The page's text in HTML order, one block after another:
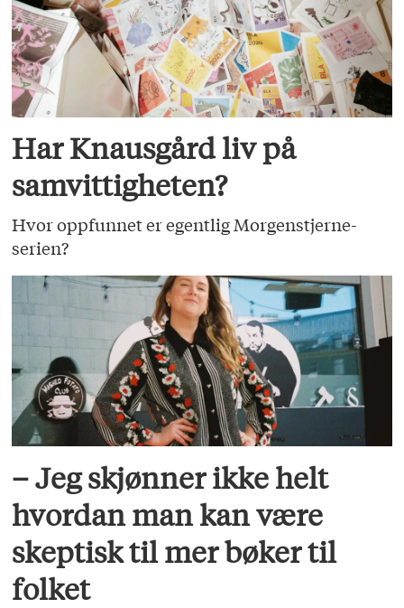
Har Knausgård liv på
samvittigheten?
Hvor oppfunnet er egentlig Morgenstjerne-
serien?
– Jeg skjønner ikke helt
hvordan man kan være
skeptisk til mer bøker til
folket